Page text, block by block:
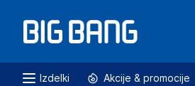
Izdelki Akcije & promocije